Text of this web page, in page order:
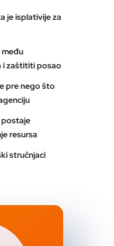
je isplativije za
i zaštititi posao
pre nego što
resursa
stručnjaci